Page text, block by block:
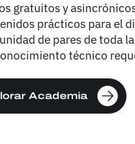
gratuitos y
prácticos para el
de pares de toda
técnico
Academia